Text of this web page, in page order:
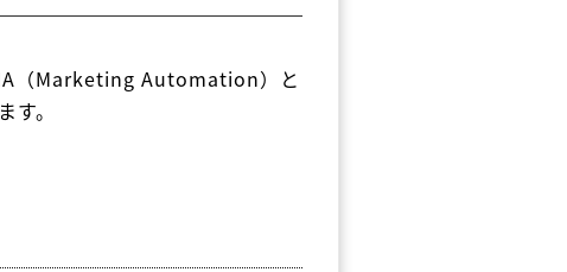
（Marketing Automation）と
。